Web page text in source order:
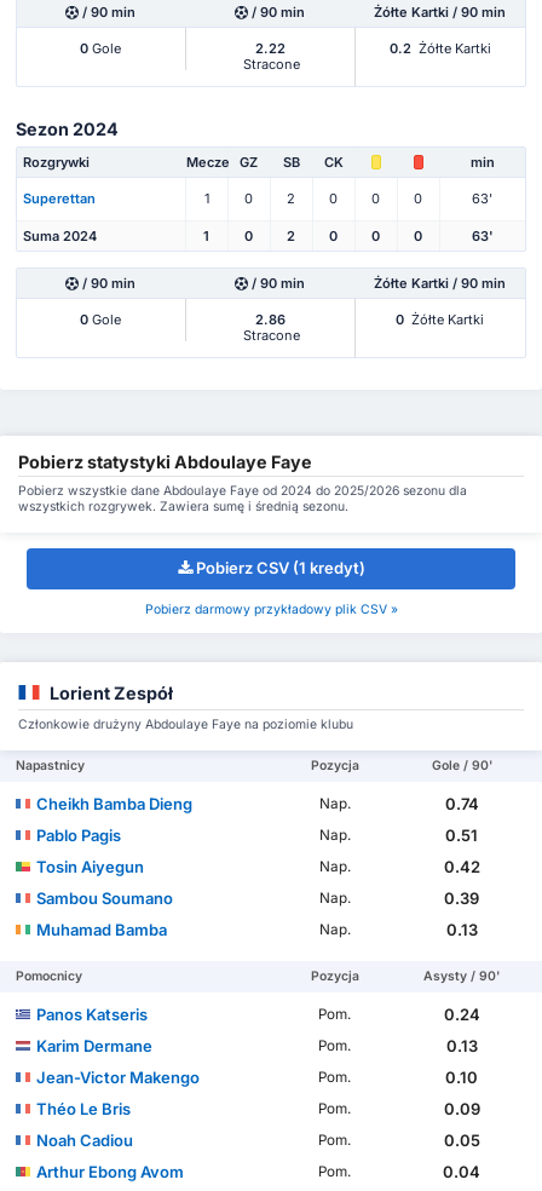
/ 90 min / 90 min Żółte Kartki / 90 min
0 Gole
2.22
Stracone
0.2 Żółte Kartki
Sezon 2024
Rozgrywki Mecze GZ SB CK min
Superettan 1 0 2 0 0 0 63'
Suma 2024 1 0 2 0 0 0 63'
/ 90 min / 90 min Żółte Kartki / 90 min
0 Gole
2.86
Stracone
0 Żółte Kartki
Pobierz statystyki Abdoulaye Faye
Pobierz wszystkie dane Abdoulaye Faye od 2024 do 2025/2026 sezonu dla
wszystkich rozgrywek. Zawiera sumę i średnią sezonu.
Pobierz CSV (1 kredyt)
Pobierz darmowy przykładowy plik CSV »
Lorient Zespół
Członkowie drużyny Abdoulaye Faye na poziomie klubu
Napastnicy Pozycja Gole / 90'
Cheikh Bamba Dieng Nap.
0.74
Pablo Pagis
Nap.
0.51
Tosin Aiyegun
Nap.
0.42
Sambou Soumano
Nap.
0.39
Muhamad Bamba
Nap. 0.13
Pomocnicy Pozycja Asysty / 90'
Panos Katseris Pom.
0.24
Karim Dermane
Pom.
0.13
Jean-Victor Makengo
Pom.
0.10
Théo Le Bris
Pom.
0.09
Noah Cadiou
Pom.
0.05
Arthur Ebong Avom
Pom.
0.04